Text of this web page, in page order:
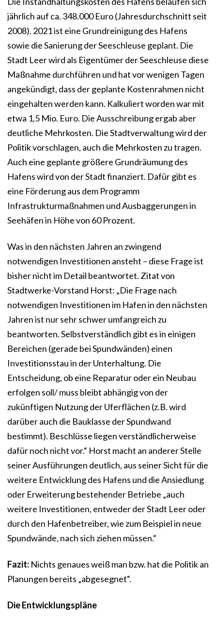
jährlich auf ca. 348.000 Euro (Jahresdurchschnitt seit
2008). 2021 ist eine Grundreinigung des Hafens
sowie die Sanierung der Seeschleuse geplant. Die
Stadt Leer wird als Eigentümer der Seeschleuse diese
Maßnahme durchführen und hat vor wenigen Tagen
angekündigt, dass der geplante Kostenrahmen nicht
eingehalten werden kann. Kalkuliert worden war mit
etwa 1,5 Mio. Euro. Die Ausschreibung ergab aber
deutliche Mehrkosten. Die Stadtverwaltung wird der
Politik vorschlagen, auch die Mehrkosten zu tragen.
Auch eine geplante größere Grundräumung des
Hafens wird von der Stadt finanziert. Dafür gibt es
eine Förderung aus dem Programm
Infrastrukturmaßnahmen und Ausbaggerungen in
Seehäfen in Höhe von 60 Prozent.
Was in den nächsten Jahren an zwingend
notwendigen Investitionen ansteht – diese Frage ist
bisher nicht im Detail beantwortet. Zitat von
Stadtwerke-Vorstand Horst: „Die Frage nach
notwendigen Investitionen im Hafen in den nächsten
Jahren ist nur sehr schwer umfangreich zu
beantworten. Selbstverständlich gibt es in einigen
Bereichen (gerade bei Spundwänden) einen
Investitionsstau in der Unterhaltung. Die
Entscheidung, ob eine Reparatur oder ein Neubau
erfolgen soll/ muss bleibt abhängig von der
zukünftigen Nutzung der Uferflächen (z.B. wird
darüber auch die Bauklasse der Spundwand
bestimmt). Beschlüsse liegen verständlicherweise
dafür noch nicht vor.“ Horst macht an anderer Stelle
seiner Ausführungen deutlich, aus seiner Sicht für die
weitere Entwicklung des Hafens und die Ansiedlung
oder Erweiterung bestehender Betriebe „auch
weitere Investitionen, entweder der Stadt Leer oder
durch den Hafenbetreiber, wie zum Beispiel in neue
Spundwände, nach sich ziehen müssen.“
Fazit: Nichts genaues weiß man bzw. hat die Politik an
Planungen bereits „abgesegnet“.
Die Entwicklungspläne